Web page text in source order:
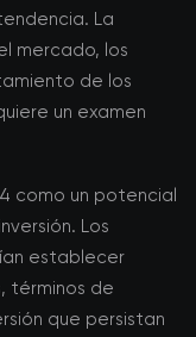
La
mercado, los
de los
un examen
como un potencial
Los
establecer
términos de
que persistan